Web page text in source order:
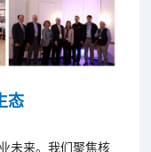
态
未来。我们聚焦核